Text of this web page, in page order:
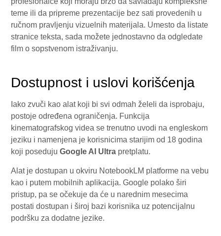
teme ili da pripreme prezentacije bez sati provedenih u
ručnom pravljenju vizuelnih materijala. Umesto da listate
stranice teksta, sada možete jednostavno da odgledate
film o sopstvenom istraživanju.
Dostupnost i uslovi korišćenja
Iako zvuči kao alat koji bi svi odmah želeli da isprobaju,
postoje određena ograničenja. Funkcija
kinematografskog videa se trenutno uvodi na engleskom
jeziku i namenjena je korisnicima starijim od 18 godina
koji posedujuGoogle AI Ultra pretplatu.
Alat je dostupan u okviru NotebookLM platforme na vebu
kao i putem mobilnih aplikacija. Google polako širi
pristup, pa se očekuje da će u narednim mesecima
postati dostupan i široj bazi korisnika uz potencijalnu
podršku za dodatne jezike.